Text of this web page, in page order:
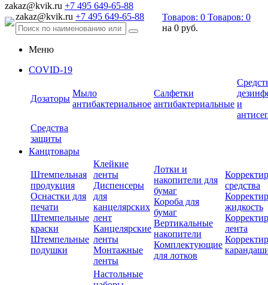
zakaz@kvik.ru +7 495 649-65-88
zakaz@kvik.ru +7 495 649-65-88 Товаров: 0 Товаров: 0
на 0 руб.
Меню
COVID-19
Дозаторы
Мыло
антибактериальное
Салфетки
антибактериальные и
Средства
защиты
Канцтовары
Штемпельная
продукция
Оснастки для
печати
Штемпельные
краски
Штемпельные
подушки
Клейкие
ленты
Диспенсеры
для
канцелярских
лент
Канцелярские
ленты
Монтажные
ленты
Лотки и
накопители для
бумаг
Короба для
бумаг
Вертикальные
накопители
Комплектующие
для лотков
средства
жидкость
лента
Настольные